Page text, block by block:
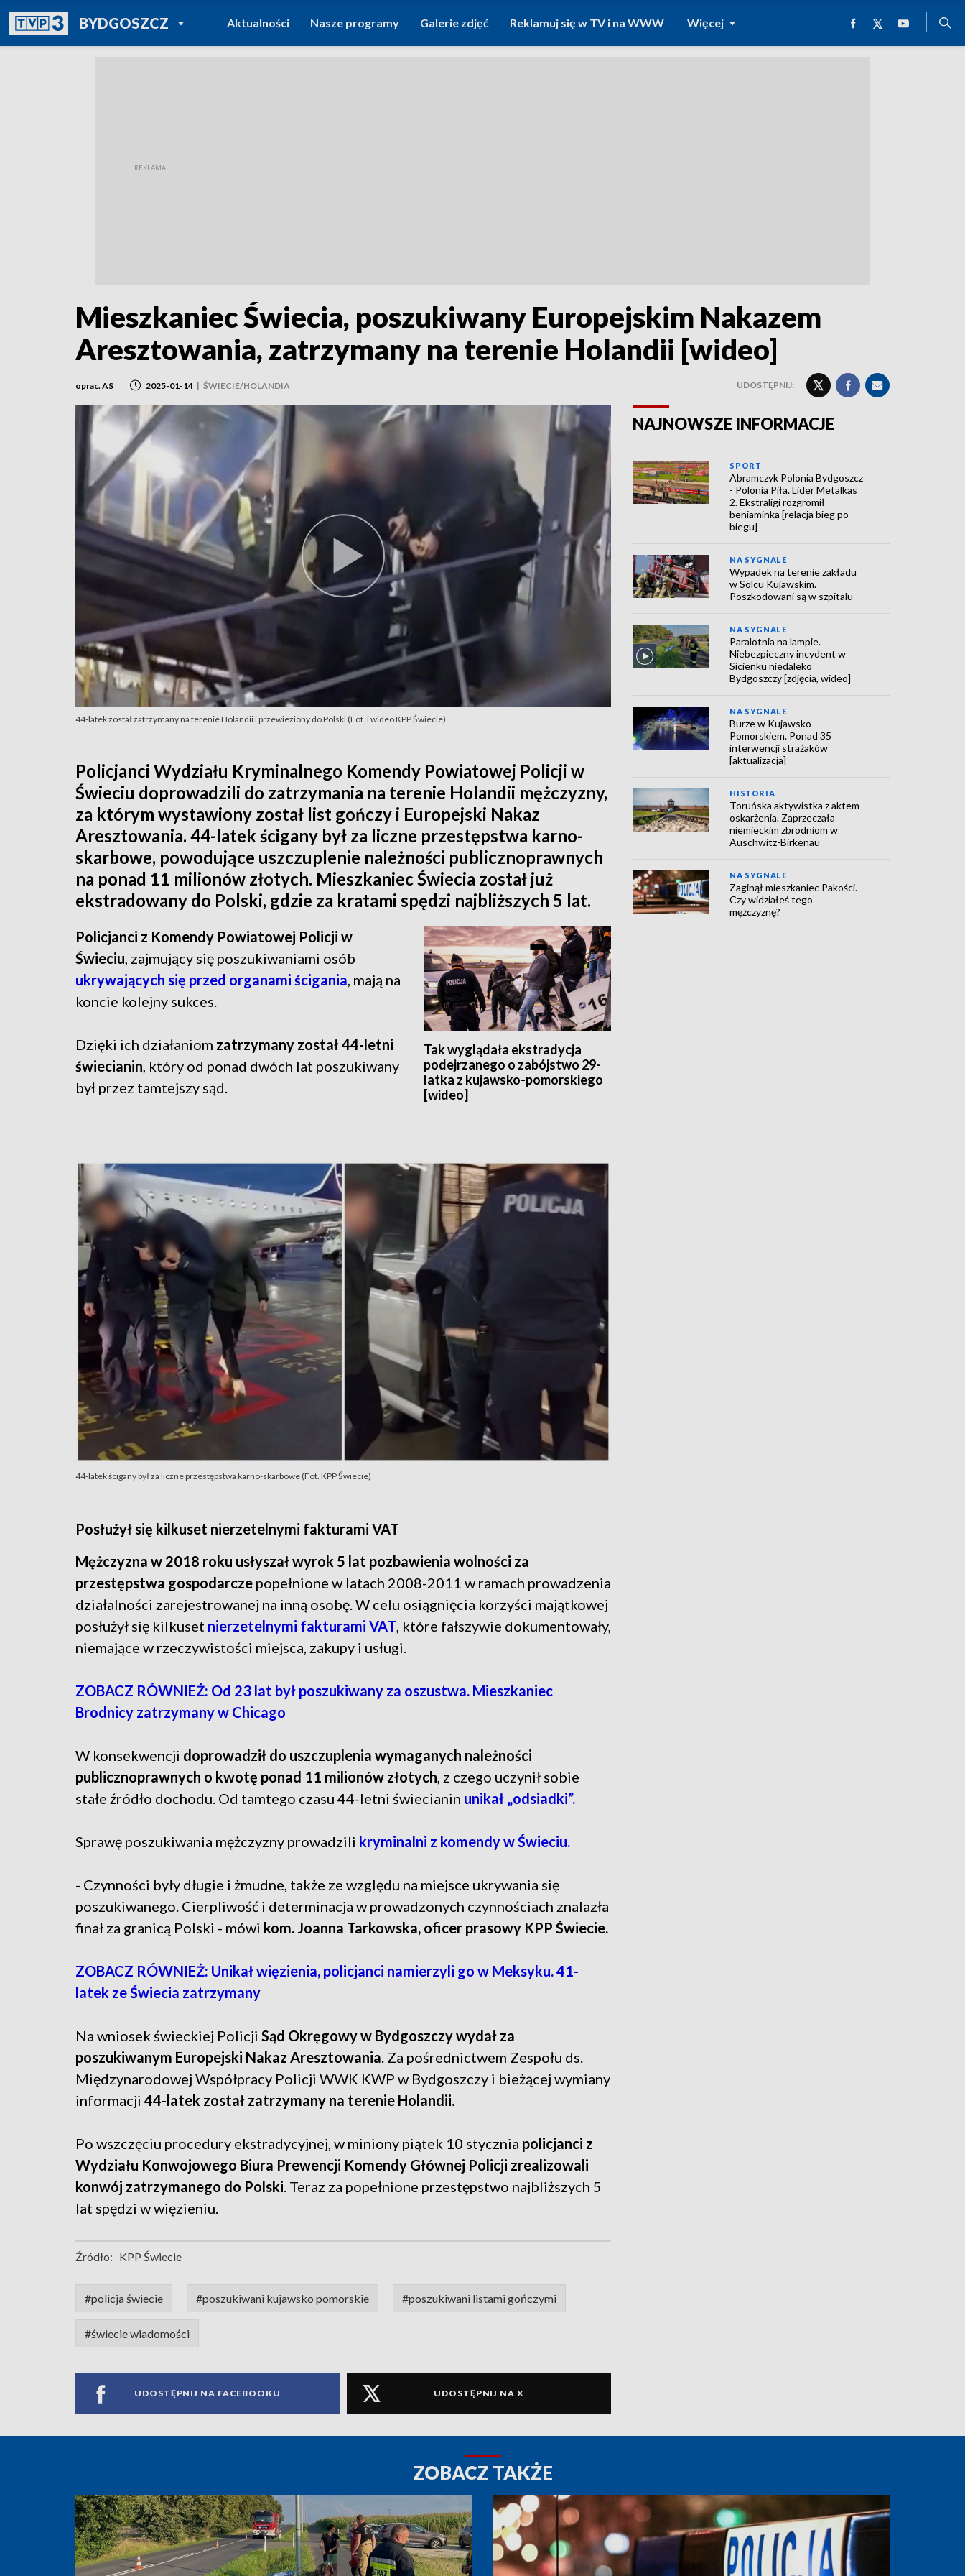
BYDGOSZCZPOWRÓT DO
TVP REGIONY
Aktualności Nasze programy Galerie zdjęć Reklamuj się w TV i na WWW Więcej
Mieszkaniec Świecia, poszukiwany Europejskim Nakazem
Aresztowania, zatrzymany na terenie Holandii [wideo]
oprac. AS 2025-01-14 | ŚWIECIE/HOLANDIA UDOSTĘPNIJ:
44-latek został zatrzymany na terenie Holandii i przewieziony do Polski (Fot. i wideo KPP Świecie)
Policjanci Wydziału Kryminalnego Komendy Powiatowej Policji w
Świeciu doprowadzili do zatrzymania na terenie Holandii mężczyzny,
za którym wystawiony został list gończy i Europejski Nakaz
Aresztowania. 44-latek ścigany był za liczne przestępstwa karno-
skarbowe, powodujące uszczuplenie należności publicznoprawnych
na ponad 11 milionów złotych. Mieszkaniec Świecia został już
ekstradowany do Polski, gdzie za kratami spędzi najbliższych 5 lat.
Tak wyglądała ekstradycja
podejrzanego o zabójstwo 29-
latka z kujawsko-pomorskiego
[wideo]
Policjanci z Komendy Powiatowej Policji w
Świeciu , zajmujący się poszukiwaniami osób
ukrywających się przed organami ścigania , mają na
koncie kolejny sukces.
Dzięki ich działaniom zatrzymany został 44-letni
świecianin , który od ponad dwóch lat poszukiwany
był przez tamtejszy sąd.
44-latek ścigany był za liczne przestępstwa karno-skarbowe (Fot. KPP Świecie)
Posłużył się kilkuset nierzetelnymi fakturami VAT
Mężczyzna w 2018 roku usłyszał wyrok 5 lat pozbawienia wolności za
przestępstwa gospodarcze popełnione w latach 2008-2011 w ramach prowadzenia
działalności zarejestrowanej na inną osobę. W celu osiągnięcia korzyści majątkowej
posłużył się kilkuset nierzetelnymi fakturami VAT, które fałszywie dokumentowały,
niemające w rzeczywistości miejsca, zakupy i usługi.
ZOBACZ RÓWNIEŻ: Od 23 lat był poszukiwany za oszustwa. Mieszkaniec
Brodnicy zatrzymany w Chicago
W konsekwencji doprowadził do uszczuplenia wymaganych należności
publicznoprawnych o kwotę ponad 11 milionów złotych, z czego uczynił sobie
stałe źródło dochodu. Od tamtego czasu 44-letni świecianin unikał „odsiadki”.
Sprawę poszukiwania mężczyzny prowadzili kryminalni z komendy w Świeciu.
- Czynności były długie i żmudne, także ze względu na miejsce ukrywania się
poszukiwanego. Cierpliwość i determinacja w prowadzonych czynnościach znalazła
finał za granicą Polski - mówi kom. Joanna Tarkowska, oficer prasowy KPP Świecie.
ZOBACZ RÓWNIEŻ: Unikał więzienia, policjanci namierzyli go w Meksyku. 41-
latek ze Świecia zatrzymany
Na wniosek świeckiej Policji Sąd Okręgowy w Bydgoszczy wydał za
poszukiwanym Europejski Nakaz Aresztowania. Za pośrednictwem Zespołu ds.
Międzynarodowej Współpracy Policji WWK KWP w Bydgoszczy i bieżącej wymiany
informacji 44-latek został zatrzymany na terenie Holandii.
Po wszczęciu procedury ekstradycyjnej, w miniony piątek 10 stycznia policjanci z
Wydziału Konwojowego Biura Prewencji Komendy Głównej Policji zrealizowali
konwój zatrzymanego do Polski. Teraz za popełnione przestępstwo najbliższych 5
lat spędzi w więzieniu.
Źródło: KPP Świecie
#policja świecie #poszukiwani kujawsko pomorskie #poszukiwani listami gończymi
#świecie wiadomości
UDOSTĘPNIJ NA FACEBOOKU UDOSTĘPNIJ NA X
NAJNOWSZE INFORMACJE
SPORT
Abramczyk Polonia Bydgoszcz
- Polonia Piła. Lider Metalkas
2. Ekstraligi rozgromił
beniaminka [relacja bieg po
biegu]
NA SYGNALE
Wypadek na terenie zakładu
w Solcu Kujawskim.
Poszkodowani są w szpitalu
NA SYGNALE
Paralotnia na lampie.
Niebezpieczny incydent w
Sicienku niedaleko
Bydgoszczy [zdjęcia, wideo]
NA SYGNALE
Burze w Kujawsko-
Pomorskiem. Ponad 35
interwencji strażaków
[aktualizacja]
HISTORIA
Toruńska aktywistka z aktem
oskarżenia. Zaprzeczała
niemieckim zbrodniom w
Auschwitz-Birkenau
NA SYGNALE
Zaginął mieszkaniec Pakości.
Czy widziałeś tego
mężczyznę?
ZOBACZ TAKŻE